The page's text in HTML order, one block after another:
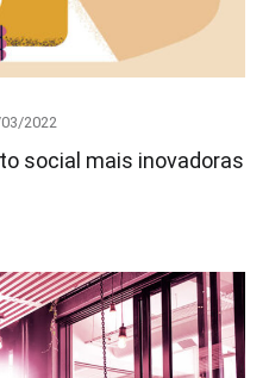
2022
social mais inovadoras